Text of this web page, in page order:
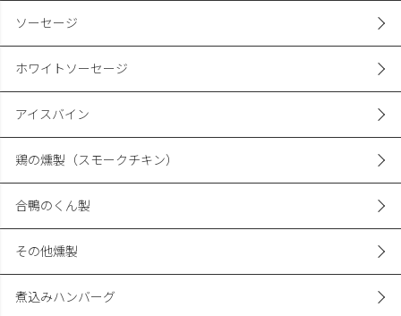
ソーセージ
ホワイトソーセージ
アイスバイン
鶏の燻製（スモークチキン）
合鴨のくん製
その他燻製
煮込みハンバーグ